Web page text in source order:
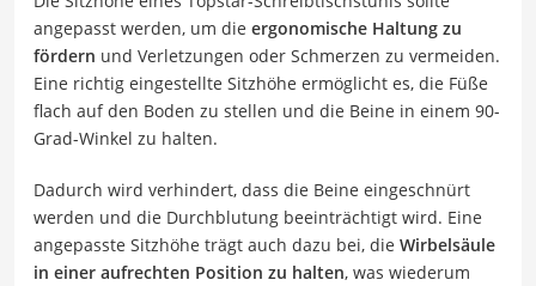
angepasst werden, um die ergonomische Haltung zu
fördern und Verletzungen oder Schmerzen zu vermeiden.
Eine richtig eingestellte Sitzhöhe ermöglicht es, die Füße
flach auf den Boden zu stellen und die Beine in einem 90-
Grad-Winkel zu halten.
Dadurch wird verhindert, dass die Beine eingeschnürt
werden und die Durchblutung beeinträchtigt wird. Eine
angepasste Sitzhöhe trägt auch dazu bei, die Wirbelsäule
in einer aufrechten Position zu halten, was wiederum